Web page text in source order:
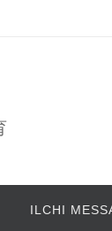
ILCHI